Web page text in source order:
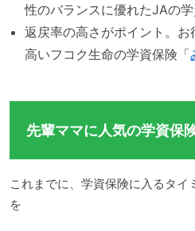
性のバランスに優れたJAの
返戻率の高さがポイント。
高いフコク生命の学資保険「
先輩ママに人気の学資保
これまでに、学資保険に入るタイ
を